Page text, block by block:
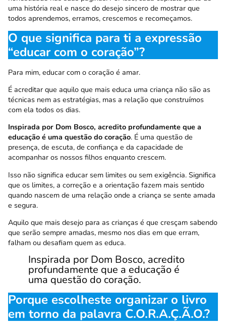
uma história real e nasce do desejo sincero de mostrar que
todos aprendemos, erramos, crescemos e recomeçamos.
O que significa para ti a expressão
“educar com o coração”?
Para mim, educar com o coração é amar.
É acreditar que aquilo que mais educa uma criança não são as
técnicas nem as estratégias, mas a relação que construímos
com ela todos os dias.
Inspirada por Dom Bosco, acredito profundamente que a
educação é uma questão do coração. É uma questão de
presença, de escuta, de confiança e da capacidade de
acompanhar os nossos filhos enquanto crescem.
Isso não significa educar sem limites ou sem exigência. Significa
que os limites, a correção e a orientação fazem mais sentido
quando nascem de uma relação onde a criança se sente amada
e segura.
Aquilo que mais desejo para as crianças é que cresçam sabendo
que serão sempre amadas, mesmo nos dias em que erram,
falham ou desafiam quem as educa.
Inspirada por Dom Bosco, acredito
profundamente que a educação é
uma questão do coração.
Porque escolheste organizar o livro
em torno da palavra C.O.R.A.Ç.Ã.O.?